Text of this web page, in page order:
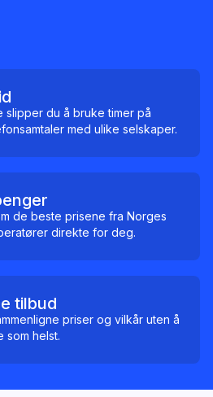
slipper du å bruke timer på
med ulike selskaper.
de beste prisene fra Norges
direkte for deg.
tilbud
priser og vilkår uten å
som helst.